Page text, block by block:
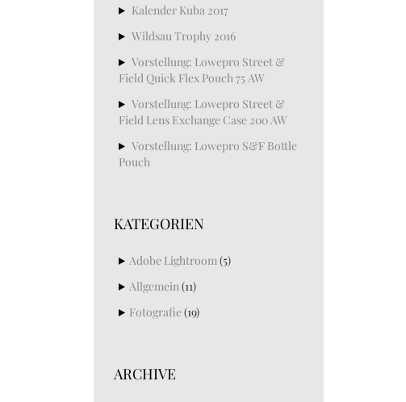
Kalender Kuba 2017
Wildsau Trophy 2016
Vorstellung: Lowepro Street &
Field Quick Flex Pouch 75 AW
Vorstellung: Lowepro Street &
Field Lens Exchange Case 200 AW
Vorstellung: Lowepro S&F Bottle
Pouch
KATEGORIEN
Adobe Lightroom(5)
Allgemein(11)
Fotografie(19)
ARCHIVE